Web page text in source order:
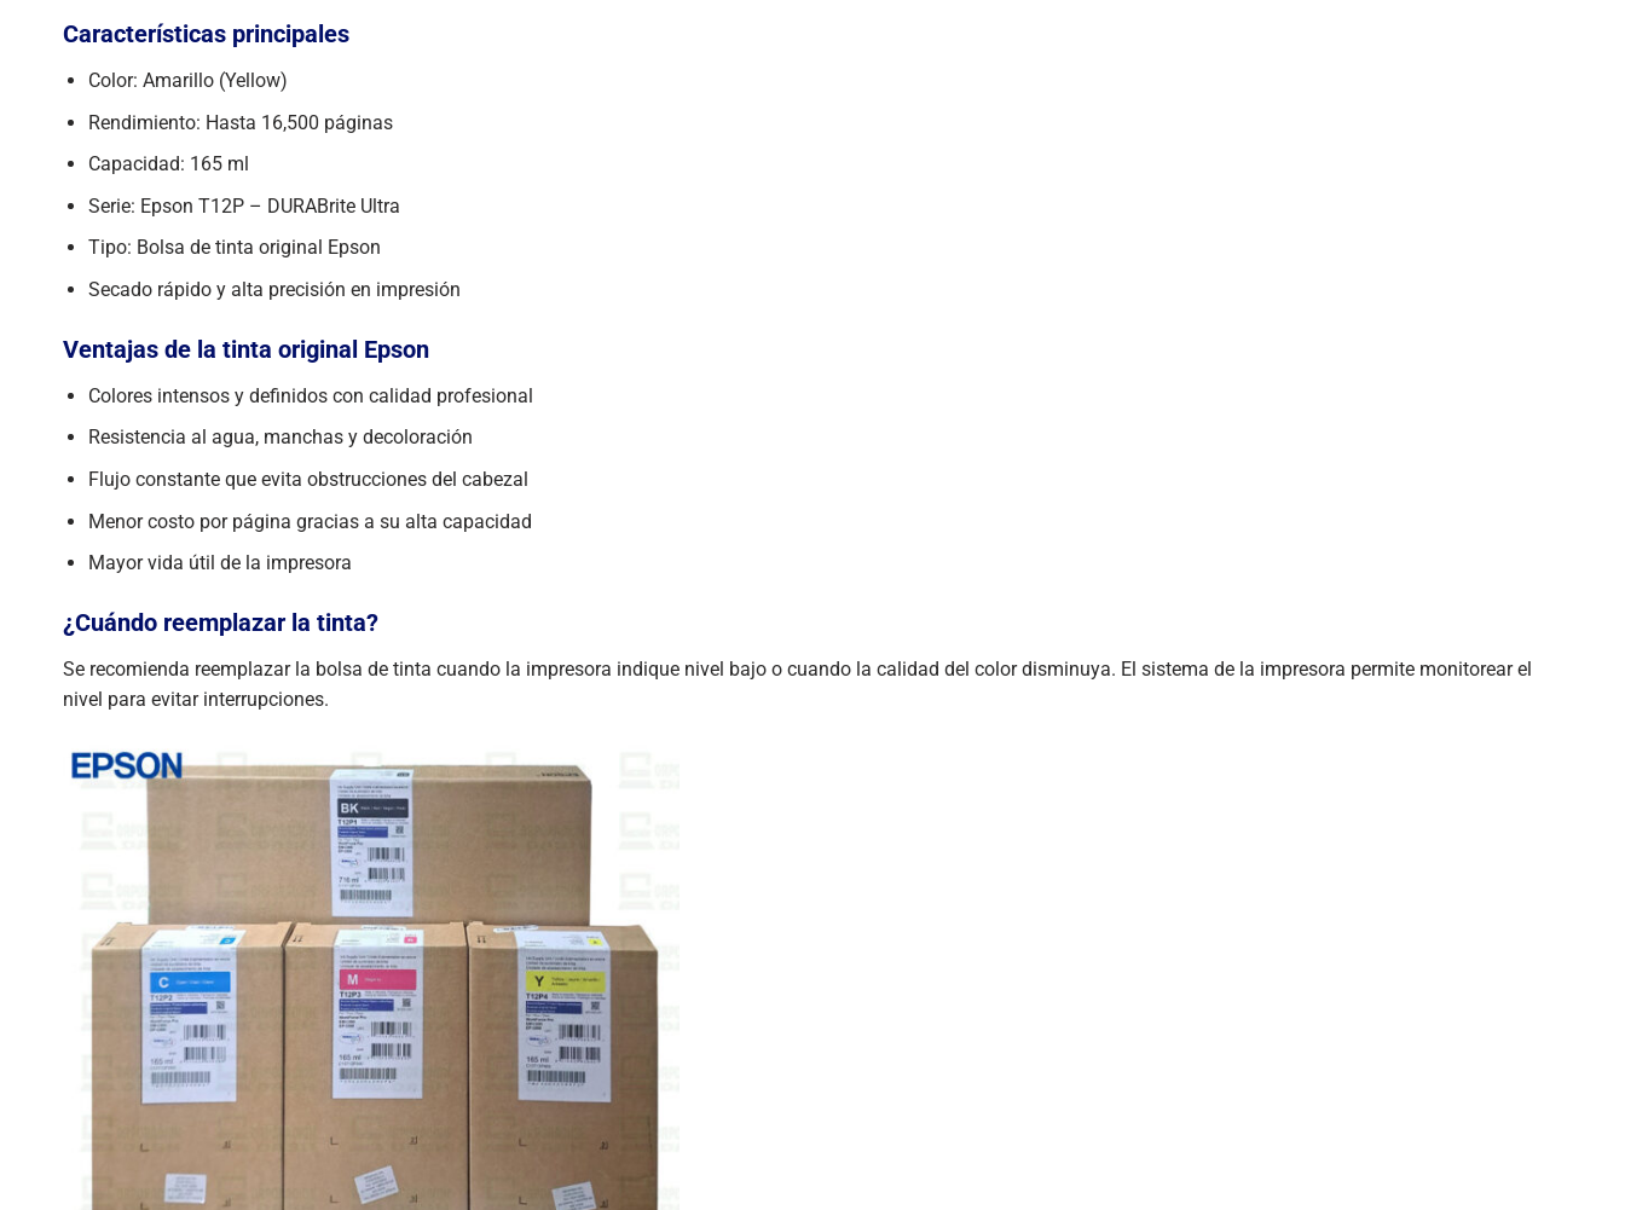
Características principales
Color: Amarillo (Yellow)
Rendimiento: Hasta 16,500 páginas
Capacidad: 165 ml
Serie: Epson T12P – DURABrite Ultra
Tipo: Bolsa de tinta original Epson
Secado rápido y alta precisión en impresión
Ventajas de la tinta original Epson
Colores intensos y definidos con calidad profesional
Resistencia al agua, manchas y decoloración
Flujo constante que evita obstrucciones del cabezal
Menor costo por página gracias a su alta capacidad
Mayor vida útil de la impresora
¿Cuándo reemplazar la tinta?
Se recomienda reemplazar la bolsa de tinta cuando la impresora indique nivel bajo o cuando la calidad del color disminuya. El sistema de la impresora permite monitorear el
nivel para evitar interrupciones.